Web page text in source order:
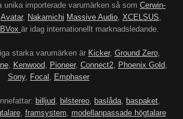
unika importerade varumärken så som Cerwin-
Avatar, Nakamichi Massive Audio, XCELSUS,
är idag internationellt marknadsledande.
starka varumärken är Kicker, Ground Zero,
, Kenwood, Pioneer, Connect2, Phoenix Gold,
Sony, Focal , Emphaser
billjud, bilstereo, baslåda, baspaket,
, framsystem, modellanpassade högtalare